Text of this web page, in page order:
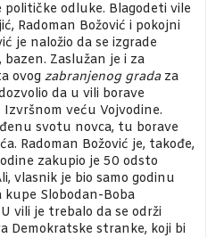
odluke. Blagodeti vile
Radoman Božović i pokojni
je naložio da se izgrade
Zaslužan je i za
ovog zabranjenog gradaza
da u vili borave
veću Vojvodine.
svotu novca, tu borave
Radoman Božović je, takođe,
zakupio je 50 odsto
vlasnik je bio samo godinu
Slobodan-Boba
vili je trebalo da se održi
Demokratske stranke, koji bi